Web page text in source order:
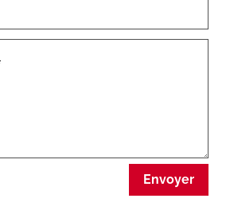
Envoyer